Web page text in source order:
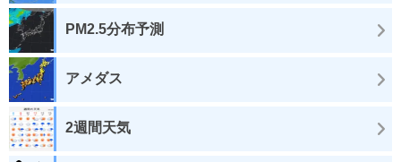
PM2.5分布予測
アメダス
2週間天気